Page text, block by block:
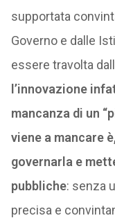
supportata
Governo e dalle
essere travolta
l’innovazione
mancanza di un
viene a mancare
governarla e
pubbliche: senza
precisa e